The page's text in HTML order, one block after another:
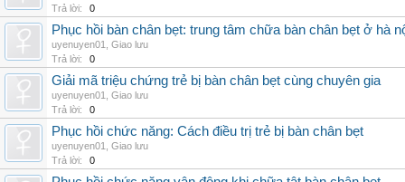
Trả lời:
0
Phục hồi bàn chân bẹt: trung tâm chữa bàn chân bẹt ở hà
uyenuyen01
Giao lưu
Trả lời:
0
Giải mã triệu chứng trẻ bị bàn chân bẹt cùng chuyên gia
uyenuyen01
Giao lưu
Trả lời:
0
Phục hồi chức năng: Cách điều trị trẻ bị bàn chân bẹt
uyenuyen01
Giao lưu
Trả lời:
0